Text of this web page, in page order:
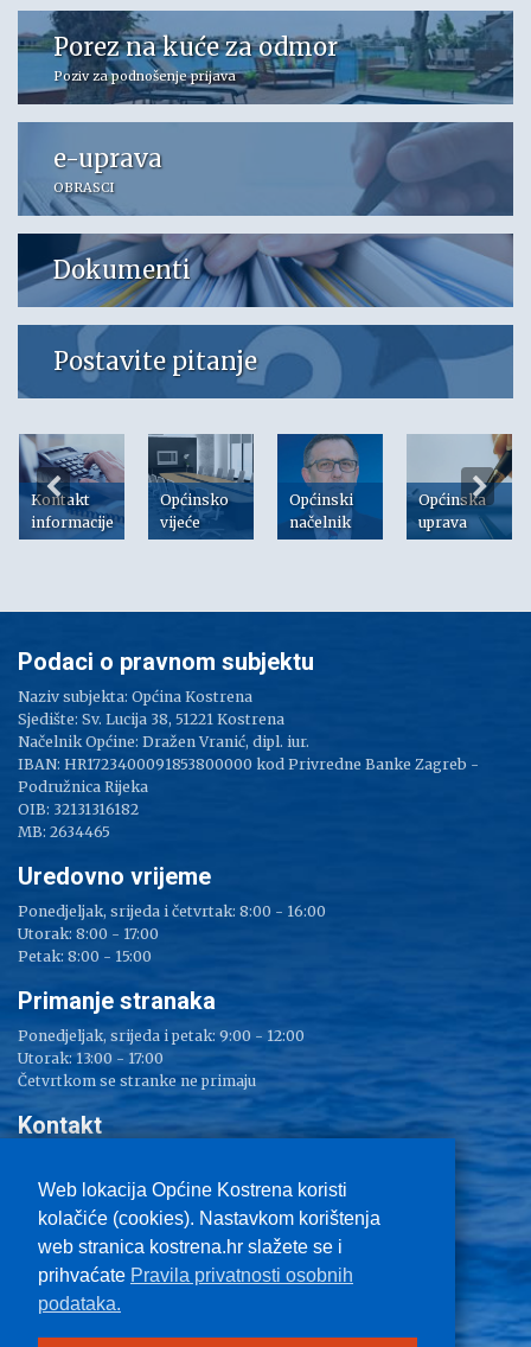
Porez na kuće za odmor
Poziv za podnošenje prijava
e-uprava
OBRASCI
Dokumenti
Postavite pitanje
Kontakt
informacije
Općinsko
vijeće
Općinski
načelnik
Općinska
uprava
Web lokacija Općine Kostrena koristi
kolačiće (cookies). Nastavkom korištenja
web stranica kostrena.hr slažete se i
prihvaćate Pravila privatnosti osobnih
podataka.
Podaci o pravnom subjektu
Naziv subjekta: Općina Kostrena
Sjedište: Sv. Lucija 38, 51221 Kostrena
Načelnik Općine: Dražen Vranić, dipl. iur.
IBAN: HR1723400091853800000 kod Privredne Banke Zagreb -
Podružnica Rijeka
OIB: 32131316182
MB: 2634465
Uredovno vrijeme
Ponedjeljak, srijeda i četvrtak: 8:00 - 16:00
Utorak: 8:00 - 17:00
Petak: 8:00 - 15:00
Primanje stranaka
Ponedjeljak, srijeda i petak: 9:00 - 12:00
Utorak: 13:00 - 17:00
Četvrtkom se stranke ne primaju
Kontakt
Tel: 051/ 209 000
Fax: 051/ 289 400
E-mail:kostrena@kostrena.hr
Kontakt informacije
Uvjeti korištenja
Pravo na pristup informacijama
Zaštita privatnosti